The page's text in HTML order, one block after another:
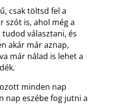
csak töltsd fel a
szót is, ahol még a
választani, és
akár már aznap,
már nálad is lehet a
minden nap
nap eszébe fog jutni a